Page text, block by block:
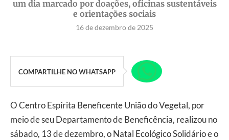
um dia marcado por doações, oficinas sustentáveis
e orientações sociais
16 de dezembro de 2025
COMPARTILHE NO WHATSAPP
O Centro Espírita Beneficente União do Vegetal, por
meio de seu Departamento de Beneficência, realizou no
sábado, 13 de dezembro, o Natal Ecológico Solidário e o